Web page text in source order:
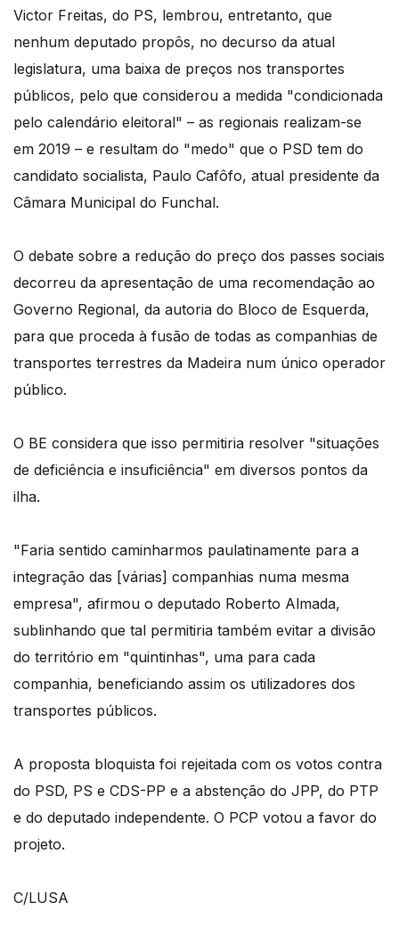
Victor Freitas, do PS, lembrou, entretanto, que
nenhum deputado propôs, no decurso da atual
legislatura, uma baixa de preços nos transportes
públicos, pelo que considerou a medida "condicionada
pelo calendário eleitoral" – as regionais realizam-se
em 2019 – e resultam do "medo" que o PSD tem do
candidato socialista, Paulo Cafôfo, atual presidente da
Câmara Municipal do Funchal.
O debate sobre a redução do preço dos passes sociais
decorreu da apresentação de uma recomendação ao
Governo Regional, da autoria do Bloco de Esquerda,
para que proceda à fusão de todas as companhias de
transportes terrestres da Madeira num único operador
público.
O BE considera que isso permitiria resolver "situações
de deficiência e insuficiência" em diversos pontos da
ilha.
"Faria sentido caminharmos paulatinamente para a
integração das [várias] companhias numa mesma
empresa", afirmou o deputado Roberto Almada,
sublinhando que tal permitiria também evitar a divisão
do território em "quintinhas", uma para cada
companhia, beneficiando assim os utilizadores dos
transportes públicos.
A proposta bloquista foi rejeitada com os votos contra
do PSD, PS e CDS-PP e a abstenção do JPP, do PTP
e do deputado independente. O PCP votou a favor do
projeto.
C/LUSA